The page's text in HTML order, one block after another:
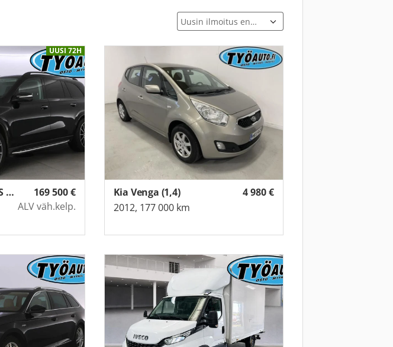
UUSI 72H
169 500€
ALV väh.kelp.
Mercedes-Benz GLS (3,0) 4 980€
Kia Venga (1,4)
2012, 177 000 km